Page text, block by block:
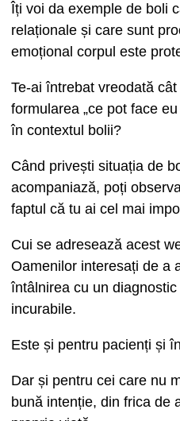
Îți voi da exemple de boli
relaționale și care sunt
emoțional corpul este
Te-ai întrebat vreodată
formularea „ce pot face
în contextul bolii?
Când privești situația de
acompaniază, poți
faptul că tu ai cel mai
Cui se adresează acest
Oamenilor interesați de a
întâlnirea cu un
incurabile.
Este și pentru pacienți și
Dar și pentru cei care nu
bună intenție, din frica de